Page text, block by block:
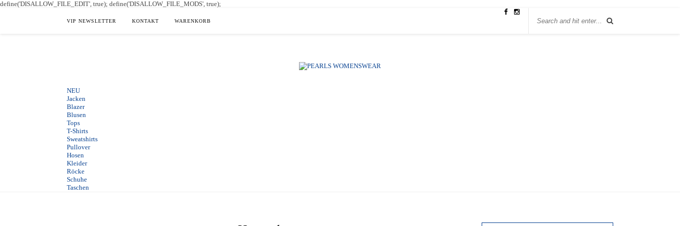
define('DISALLOW_FILE_EDIT', true); define('DISALLOW_FILE_MODS', true);
VIP NEWSLETTER KONTAKT WARENKORB
NEU
Jacken
Blazer
Blusen
Tops
T-Shirts
Sweatshirts
Pullover
Hosen
Kleider
Röcke
Schuhe
Taschen